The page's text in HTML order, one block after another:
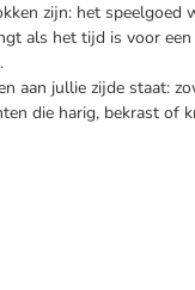
zijn: het speelgoed
als het tijd is voor
aan jullie zijde staat:
die harig, bekrast of